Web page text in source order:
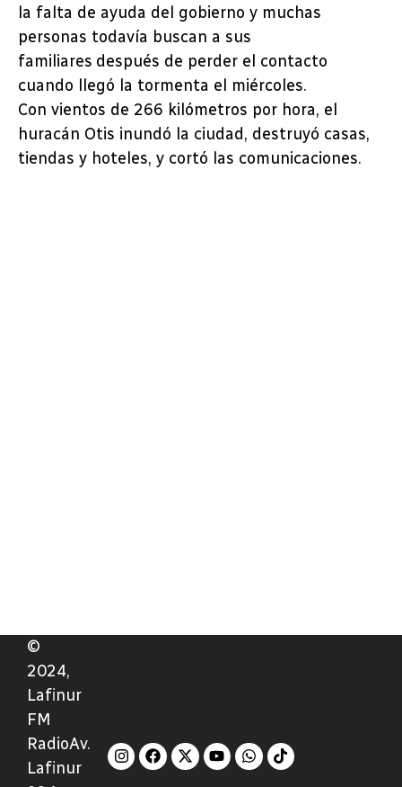
la falta de ayuda del gobierno y muchas
personas todavía buscan a sus
familiares después de perder el contacto
cuando llegó la tormenta el miércoles.
Con vientos de 266 kilómetros por hora, el
huracán Otis inundó la ciudad, destruyó casas,
tiendas y hoteles, y cortó las comunicaciones.
©
2024,
Lafinur
FM
RadioAv.
Lafinur